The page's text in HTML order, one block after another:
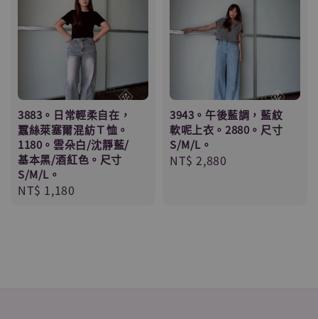
3883。日常輕柔自在，
蠶絲萊塞爾混紡Ｔ恤。
1180。雲朵白/沈靜藍/
基本黑/酒紅色。尺寸
S/M/L。
Regular
NT$ 1,180
3943。午後藍調，藍紋
軟呢上衣。2880。尺寸
S/M/L。
Regular
NT$ 2,880